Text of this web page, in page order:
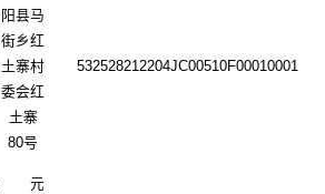
阳县马
街乡红
土寨村
委会红
土寨
80号
532528212204JC00510F00010001
元